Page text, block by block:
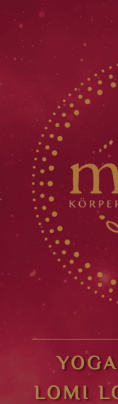
LOMI